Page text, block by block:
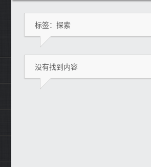
标签：探索
没有找到内容